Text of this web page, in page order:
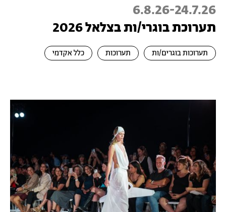
24.7.26
-
6.8.26
תערוכת בוגרי/ות בצלאל 2026
תערוכות בוגרים/ות תערוכות כלל אקדמי